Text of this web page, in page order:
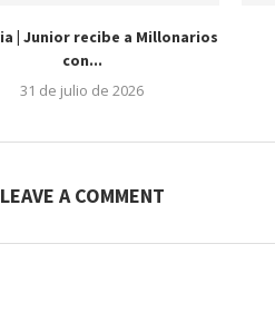
| Junior recibe a Millonarios
con...
31 de julio de 2026
LEAVE A COMMENT